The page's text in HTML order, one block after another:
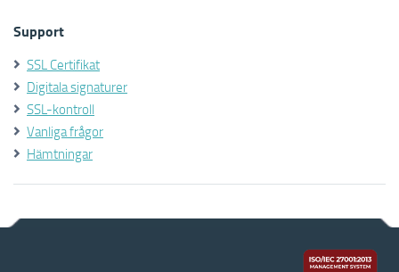
Support
SSL Certifikat
Digitala signaturer
SSL-kontroll
Vanliga frågor
Hämtningar